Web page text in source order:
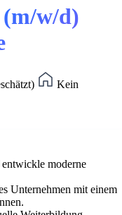
w/d)
Kein
moderne
Unternehmen mit einem